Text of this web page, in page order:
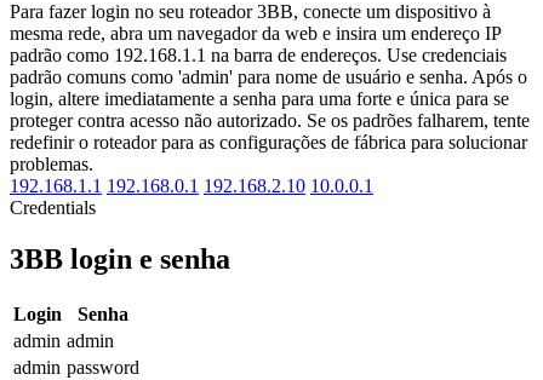
Para fazer login no seu roteador 3BB, conecte um dispositivo à
mesma rede, abra um navegador da web e insira um endereço IP
padrão como 192.168.1.1 na barra de endereços. Use credenciais
padrão comuns como 'admin' para nome de usuário e senha. Após o
login, altere imediatamente a senha para uma forte e única para se
proteger contra acesso não autorizado. Se os padrões falharem, tente
redefinir o roteador para as configurações de fábrica para solucionar
problemas.
192.168.1.1 192.168.0.1 192.168.2.10 10.0.0.1
Credentials
3BB login e senha
Login
Senha
admin admin
admin password